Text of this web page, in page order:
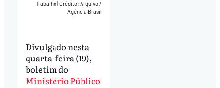
Trabalho Crédito: Arquivo /
Agência Brasil
Divulgado nesta
quarta-feira (19),
boletim do
Ministério Público